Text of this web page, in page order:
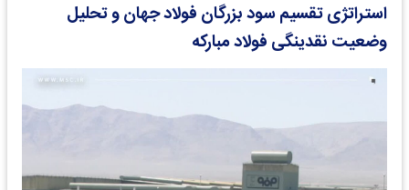
استراتژی تقسیم سود بزرگان فولاد جهان و تحلیل
وضعیت نقدینگی فولاد مبارکه